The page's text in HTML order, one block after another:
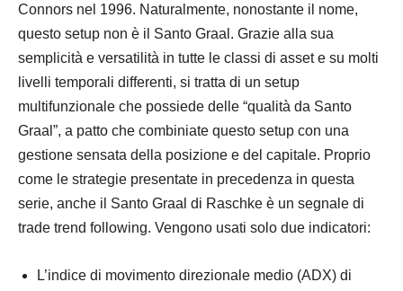
Connors nel 1996. Naturalmente, nonostante il nome,
questo setup non è il Santo Graal. Grazie alla sua
semplicità e versatilità in tutte le classi di asset e su molti
livelli temporali differenti, si tratta di un setup
multifunzionale che possiede delle “qualità da Santo
Graal”, a patto che combiniate questo setup con una
gestione sensata della posizione e del capitale. Proprio
come le strategie presentate in precedenza in questa
serie, anche il Santo Graal di Raschke è un segnale di
trade trend following. Vengono usati solo due indicatori:
L’indice di movimento direzionale medio (ADX) di